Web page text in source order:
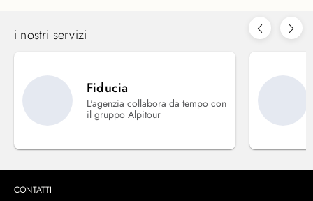
i nostri servizi
Fiducia
L'agenzia collabora da tempo con
il gruppo Alpitour
CONTATTI